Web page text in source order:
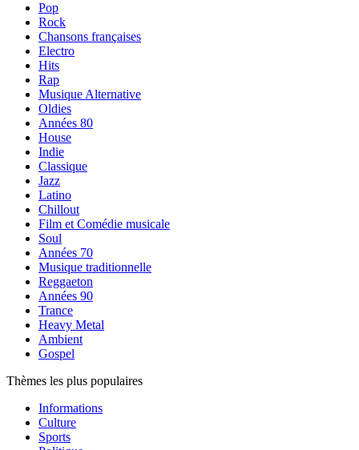
Pop
Rock
Chansons françaises
Electro
Hits
Rap
Musique Alternative
Oldies
Années 80
House
Indie
Classique
Jazz
Latino
Chillout
Film et Comédie musicale
Soul
Années 70
Musique traditionnelle
Reggaeton
Années 90
Trance
Heavy Metal
Ambient
Gospel
Thèmes les plus populaires
Informations
Culture
Sports